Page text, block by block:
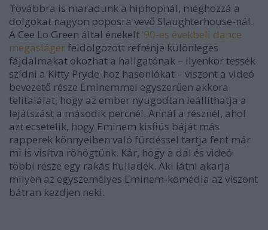
Továbbra is maradunk a hiphopnál, méghozzá a
dolgokat nagyon poposra vevő Slaughterhouse-nál.
A Cee Lo Green által énekelt’90-es évekbeli dance
megaslágerfeldolgozott refrénje különleges
fájdalmakat okozhat a hallgatónak – ilyenkor tessék
szídni a Kitty Pryde-hoz hasonlókat – viszont a videó
bevezető része Eminemmel egyszerűen akkora
telitalálat, hogy az ember nyugodtan leállíthatja a
lejátszást a második percnél. Annál a résznél, ahol
azt ecsetelik, hogy Eminem kisfiús báját más
rapperek könnyeiben való fürdéssel tartja fent már
mi is visítva röhögtünk. Kár, hogy a dal és videó
többi része egy rakás hulladék. Aki látni akarja
milyen az egyszemélyes Eminem-komédia az viszont
bátran kezdjen neki.